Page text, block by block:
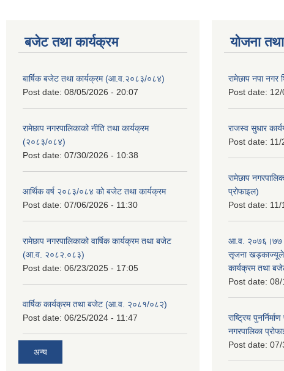
बजेट तथा कार्यक्रम
बार्षिक बजेट तथा कार्यक्रम (आ.व.२०८३/०८४)
Post date: 08/05/2026 - 20:07
रामेछाप नगरपालिकाको नीति तथा कार्यक्रम
(२०८३/०८४)
Post date: 07/30/2026 - 10:38
आर्थिक वर्ष २०८३/०८४ को बजेट तथा कार्यक्रम
Post date: 07/06/2026 - 11:30
रामेछाप नगरपालिकाको वार्षिक कार्यक्रम तथा बजेट
(आ.व. २०८२.०८३)
Post date: 06/23/2025 - 17:05
वार्षिक कार्यक्रम तथा बजेट (आ.व. २०८१/०८२)
Post date: 06/25/2024 - 11:47
अन्य
योजना
रामेछाप नपा नगर
Post date:
राजस्व सुधार
Post date:
रामेछाप
प्रोफाइल)
Post date:
आ.व. २०७६।७७
सृजना खड्काज्यूले
कार्यक्रम तथा
Post date: 08/
राष्ट्रिय
नगरपालिका
Post date: 07/